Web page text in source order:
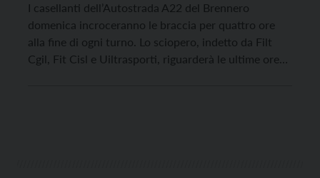
I casellanti dell’Autostrada A22 del Brennero
domenica incroceranno le braccia per quattro ore
alla fine di ogni turno. Lo sciopero, indetto da Filt
Cgil, Fit Cisl e Uiltrasporti, riguarderà le ultime ore